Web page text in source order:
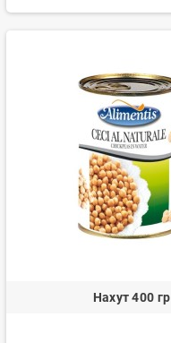
Нахут 400 гр